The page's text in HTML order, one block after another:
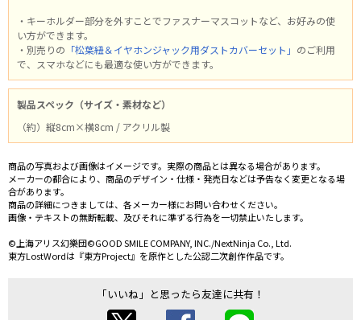
・キーホルダー部分を外すことでファスナーマスコットなど、お好みの使
い方ができます。
・別売りの 「松葉紐＆イヤホンジャック用ダストカバーセット」 のご利用
で、スマホなどにも最適な使い方ができます。
製品スペック（サイズ・素材など）
（約）縦8cm×横8cm / アクリル製
商品の写真および画像はイメージです。実際の商品とは異なる場合があります。
メーカーの都合により、商品のデザイン・仕様・発売日などは予告なく変更となる場
合があります。
商品の詳細につきましては、各メーカー様にお問い合わせください。
画像・テキストの無断転載、及びそれに準ずる行為を一切禁止いたします。
©上海アリス幻樂団©GOOD SMILE COMPANY, INC./NextNinja Co., Ltd.
東方LostWordは『東方Project』を原作とした公認二次創作作品です。
「いいね」と思ったら友達に共有！